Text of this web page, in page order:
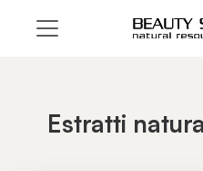
Estratti